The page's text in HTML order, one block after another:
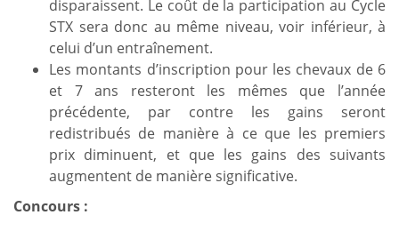
disparaissent. Le coût de la participation au Cycle
STX sera donc au même niveau, voir inférieur, à
celui d’un entraînement.
Les montants d’inscription pour les chevaux de 6
et 7 ans resteront les mêmes que l’année
précédente, par contre les gains seront
redistribués de manière à ce que les premiers
prix diminuent, et que les gains des suivants
augmentent de manière significative.
Concours :